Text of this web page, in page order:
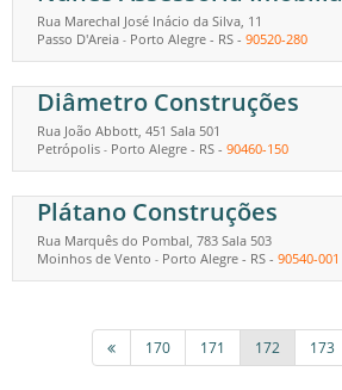
Rua Marechal José Inácio da Silva, 11
Passo D'Areia - Porto Alegre - RS - 90520-280
Diâmetro Construções
Rua João Abbott, 451 Sala 501
Petrópolis - Porto Alegre - RS - 90460-150
Plátano Construções
Rua Marquês do Pombal, 783 Sala 503
Moinhos de Vento - Porto Alegre - RS - 90540-001
170 171 172 173